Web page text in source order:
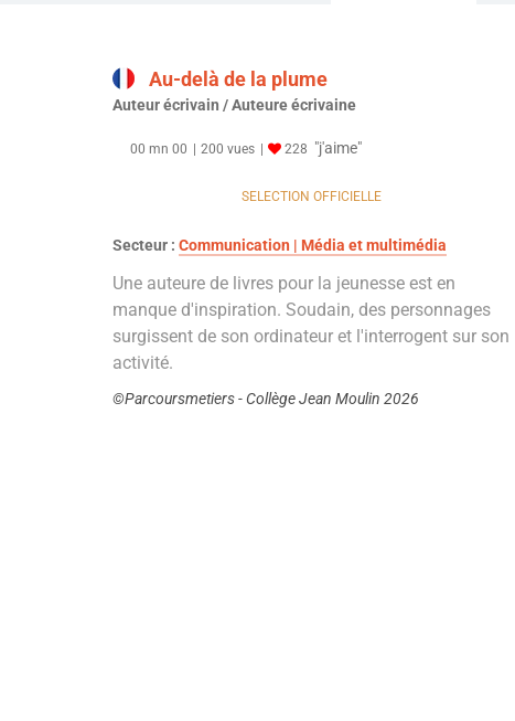
Au-delà de la plume
Auteur écrivain / Auteure écrivaine
00 mn 00 200 vues 228 "j'aime"
SELECTION OFFICIELLE
Secteur : Communication | Média et multimédia
Une auteure de livres pour la jeunesse est en
manque d'inspiration. Soudain, des personnages
surgissent de son ordinateur et l'interrogent sur son
activité.
©Parcoursmetiers - Collège Jean Moulin 2026